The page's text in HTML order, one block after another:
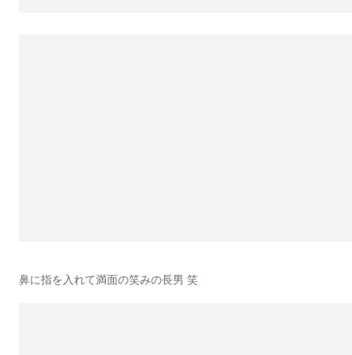
鼻に指を入れて満面の笑みの長男 笑